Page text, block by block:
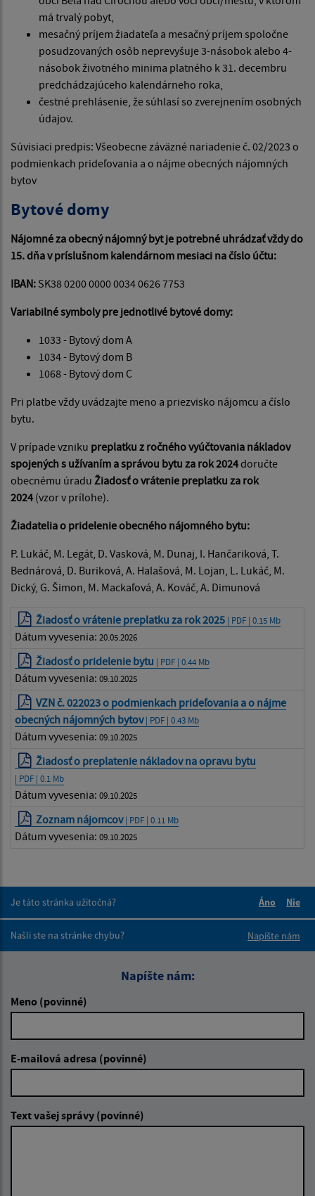
má trvalý pobyt,
mesačný príjem žiadateľa a mesačný príjem spoločne
posudzovaných osôb neprevyšuje 3-násobok alebo 4-
násobok životného minima platného k 31. decembru
predchádzajúceho kalendárneho roka,
čestné prehlásenie, že súhlasí so zverejnením osobných
údajov.
Súvisiaci predpis: Všeobecne záväzné nariadenie č. 02/2023 o
podmienkach prideľovania a o nájme obecných nájomných
bytov
Bytové domy
Nájomné za obecný nájomný byt je potrebné uhrádzať vždy do
15. dňa v príslušnom kalendárnom mesiaci na číslo účtu:
IBAN: SK38 0200 0000 0034 0626 7753
Variabilné symboly pre jednotlivé bytové domy:
1033 - Bytový dom A
1034 - Bytový dom B
1068 - Bytový dom C
Pri platbe vždy uvádzajte meno a priezvisko nájomcu a číslo
bytu.
V prípade vzniku preplatku z ročného vyúčtovania nákladov
spojených s užívaním a správou bytu za rok 2024doručte
obecnému úradu Žiadosť o vrátenie preplatku za rok
2024 (vzor v prílohe).
Žiadatelia o pridelenie obecného nájomného bytu:
P. Lukáč, M. Legát, D. Vasková, M. Dunaj, I. Hančariková, T.
Bednárová, D. Buriková, A. Halašová, M. Lojan, L. Lukáč, M.
Dický, G. Šimon, M. Mackaľová, A. Kováč, A. Dimunová
Žiadosť o vrátenie preplatku za rok 2025 | PDF | 0.15 Mb
Dátum vyvesenia: 20.05.2026
Žiadosť o pridelenie bytu | PDF | 0.44 Mb
Dátum vyvesenia: 09.10.2025
VZN č. 022023 o podmienkach prideľovania a o nájme
obecných nájomných bytov| PDF | 0.43 Mb
Dátum vyvesenia: 09.10.2025
Žiadosť o preplatenie nákladov na opravu bytu
| PDF | 0.1 Mb
Dátum vyvesenia: 09.10.2025
Zoznam nájomcov| PDF | 0.11 Mb
Dátum vyvesenia: 09.10.2025
Je táto stránka užitočná?
Áno
Nie
Našli ste na stránke chybu?
Napíšte nám
Napíšte nám:
Meno (povinné)
E-mailová adresa (povinné)
Text vašej správy (povinné)